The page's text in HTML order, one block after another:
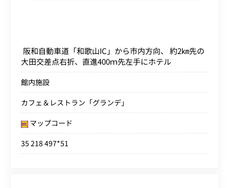
阪和自動車道「和歌山IC」から市内方向、 約2㎞先の
大田交差点右折、直進400ｍ先左手にホテル
館内施設
カフェ＆レストラン「グランデ」
マップコード
35 218 497*51